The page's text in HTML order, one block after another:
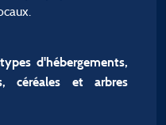
d'hébergements,
céréales et arbres